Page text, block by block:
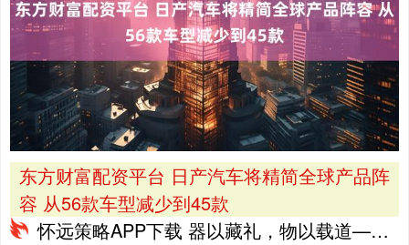
东方财富配资平台 日产汽车将精简全球产品阵
容 从56款车型减少到45款
怀远策略APP下载 器以藏礼，物以载道——夏商周陶瓷转型背后的社会秩序构建